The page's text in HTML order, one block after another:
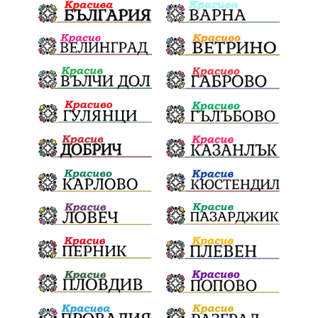
проф. Атанас Семов Демокрация безводие
щастливо децтво Българския патриарх Даниил
Фолклор Инфлация Елин Пелин
Световна купа Мафия Правителство
Благотворителност Събития
Българска патриаршия СВетли празници
Криминално Творчество Тръмп
Ценности Европейска комисия
Урсула фон дер Лайен Законопроект
Вдъхновяваща история Приказка